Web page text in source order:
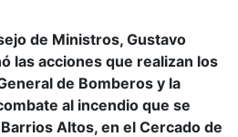
de Ministros, Gustavo
las acciones que realizan los
de Bomberos y la
al incendio que se
Altos, en el Cercado de